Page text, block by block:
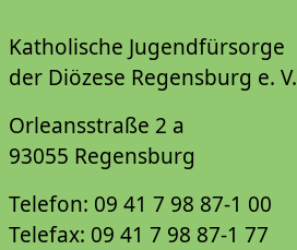
Katholische Jugendfürsorge
der Diözese Regensburg e. V.
Orleansstraße 2 a
93055 Regensburg
Telefon: 09 41 7 98 87-1 00
Telefax: 09 41 7 98 87-1 77